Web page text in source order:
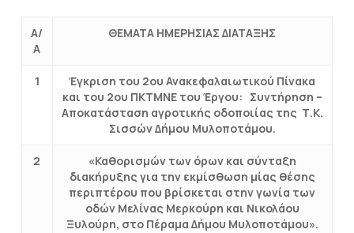
Α/
Α
ΘΕΜΑΤΑ ΗΜΕΡΗΣΙΑΣ ΔΙΑΤΑΞΗΣ
1
Έγκριση του 2ου Ανακεφαλαιωτικού Πίνακα
και του 2ου ΠΚΤΜΝΕ του Έργου: Συντήρηση –
Αποκατάσταση αγροτικής οδοποιίας της Τ.Κ.
Σισσών Δήμου Μυλοποτάμου.
2
«Καθορισμών των όρων και σύνταξη
διακήρυξης για την εκμίσθωση μίας θέσης
περιπτέρου που βρίσκεται στην γωνία των
οδών Μελίνας Μερκούρη και Νικολάου
Ξυλούρη, στο Πέραμα Δήμου Μυλοποτάμου».